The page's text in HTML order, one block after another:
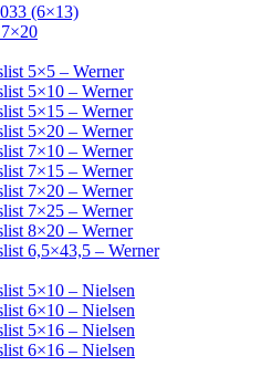
(6×13)
5×5 – Werner
5×10 – Werner
5×15 – Werner
5×20 – Werner
7×10 – Werner
7×15 – Werner
7×20 – Werner
7×25 – Werner
8×20 – Werner
6,5×43,5 – Werner
5×10 – Nielsen
6×10 – Nielsen
5×16 – Nielsen
6×16 – Nielsen